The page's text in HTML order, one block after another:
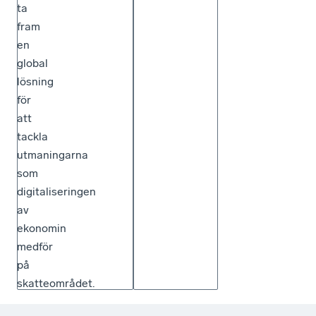
ta
fram
en
global
lösning
för
att
tackla
utmaningarna
som
digitaliseringen
av
ekonomin
medför
på
skatteområdet.